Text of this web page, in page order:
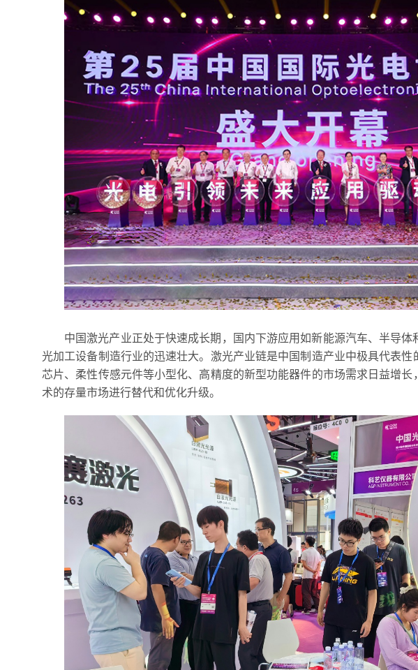
中国激光产业正处于快速成长期，国内下游应用如新能源汽车、半导
光加工设备制造行业的迅速壮大。激光产业链是中国制造产业中极具代表
芯片、柔性传感元件等小型化、高精度的新型功能器件的市场需求日益增
术的存量市场进行替代和优化升级。